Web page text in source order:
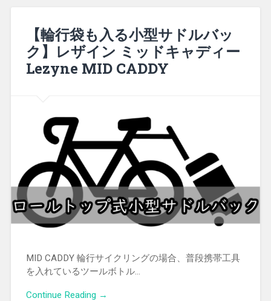
【輪行袋も入る小型サドルバッ
ク】レザイン ミッドキャディー
Lezyne MID CADDY
MID CADDY 輪行サイクリングの場合、普段携帯工具
を入れているツールボトル…
Continue Reading →